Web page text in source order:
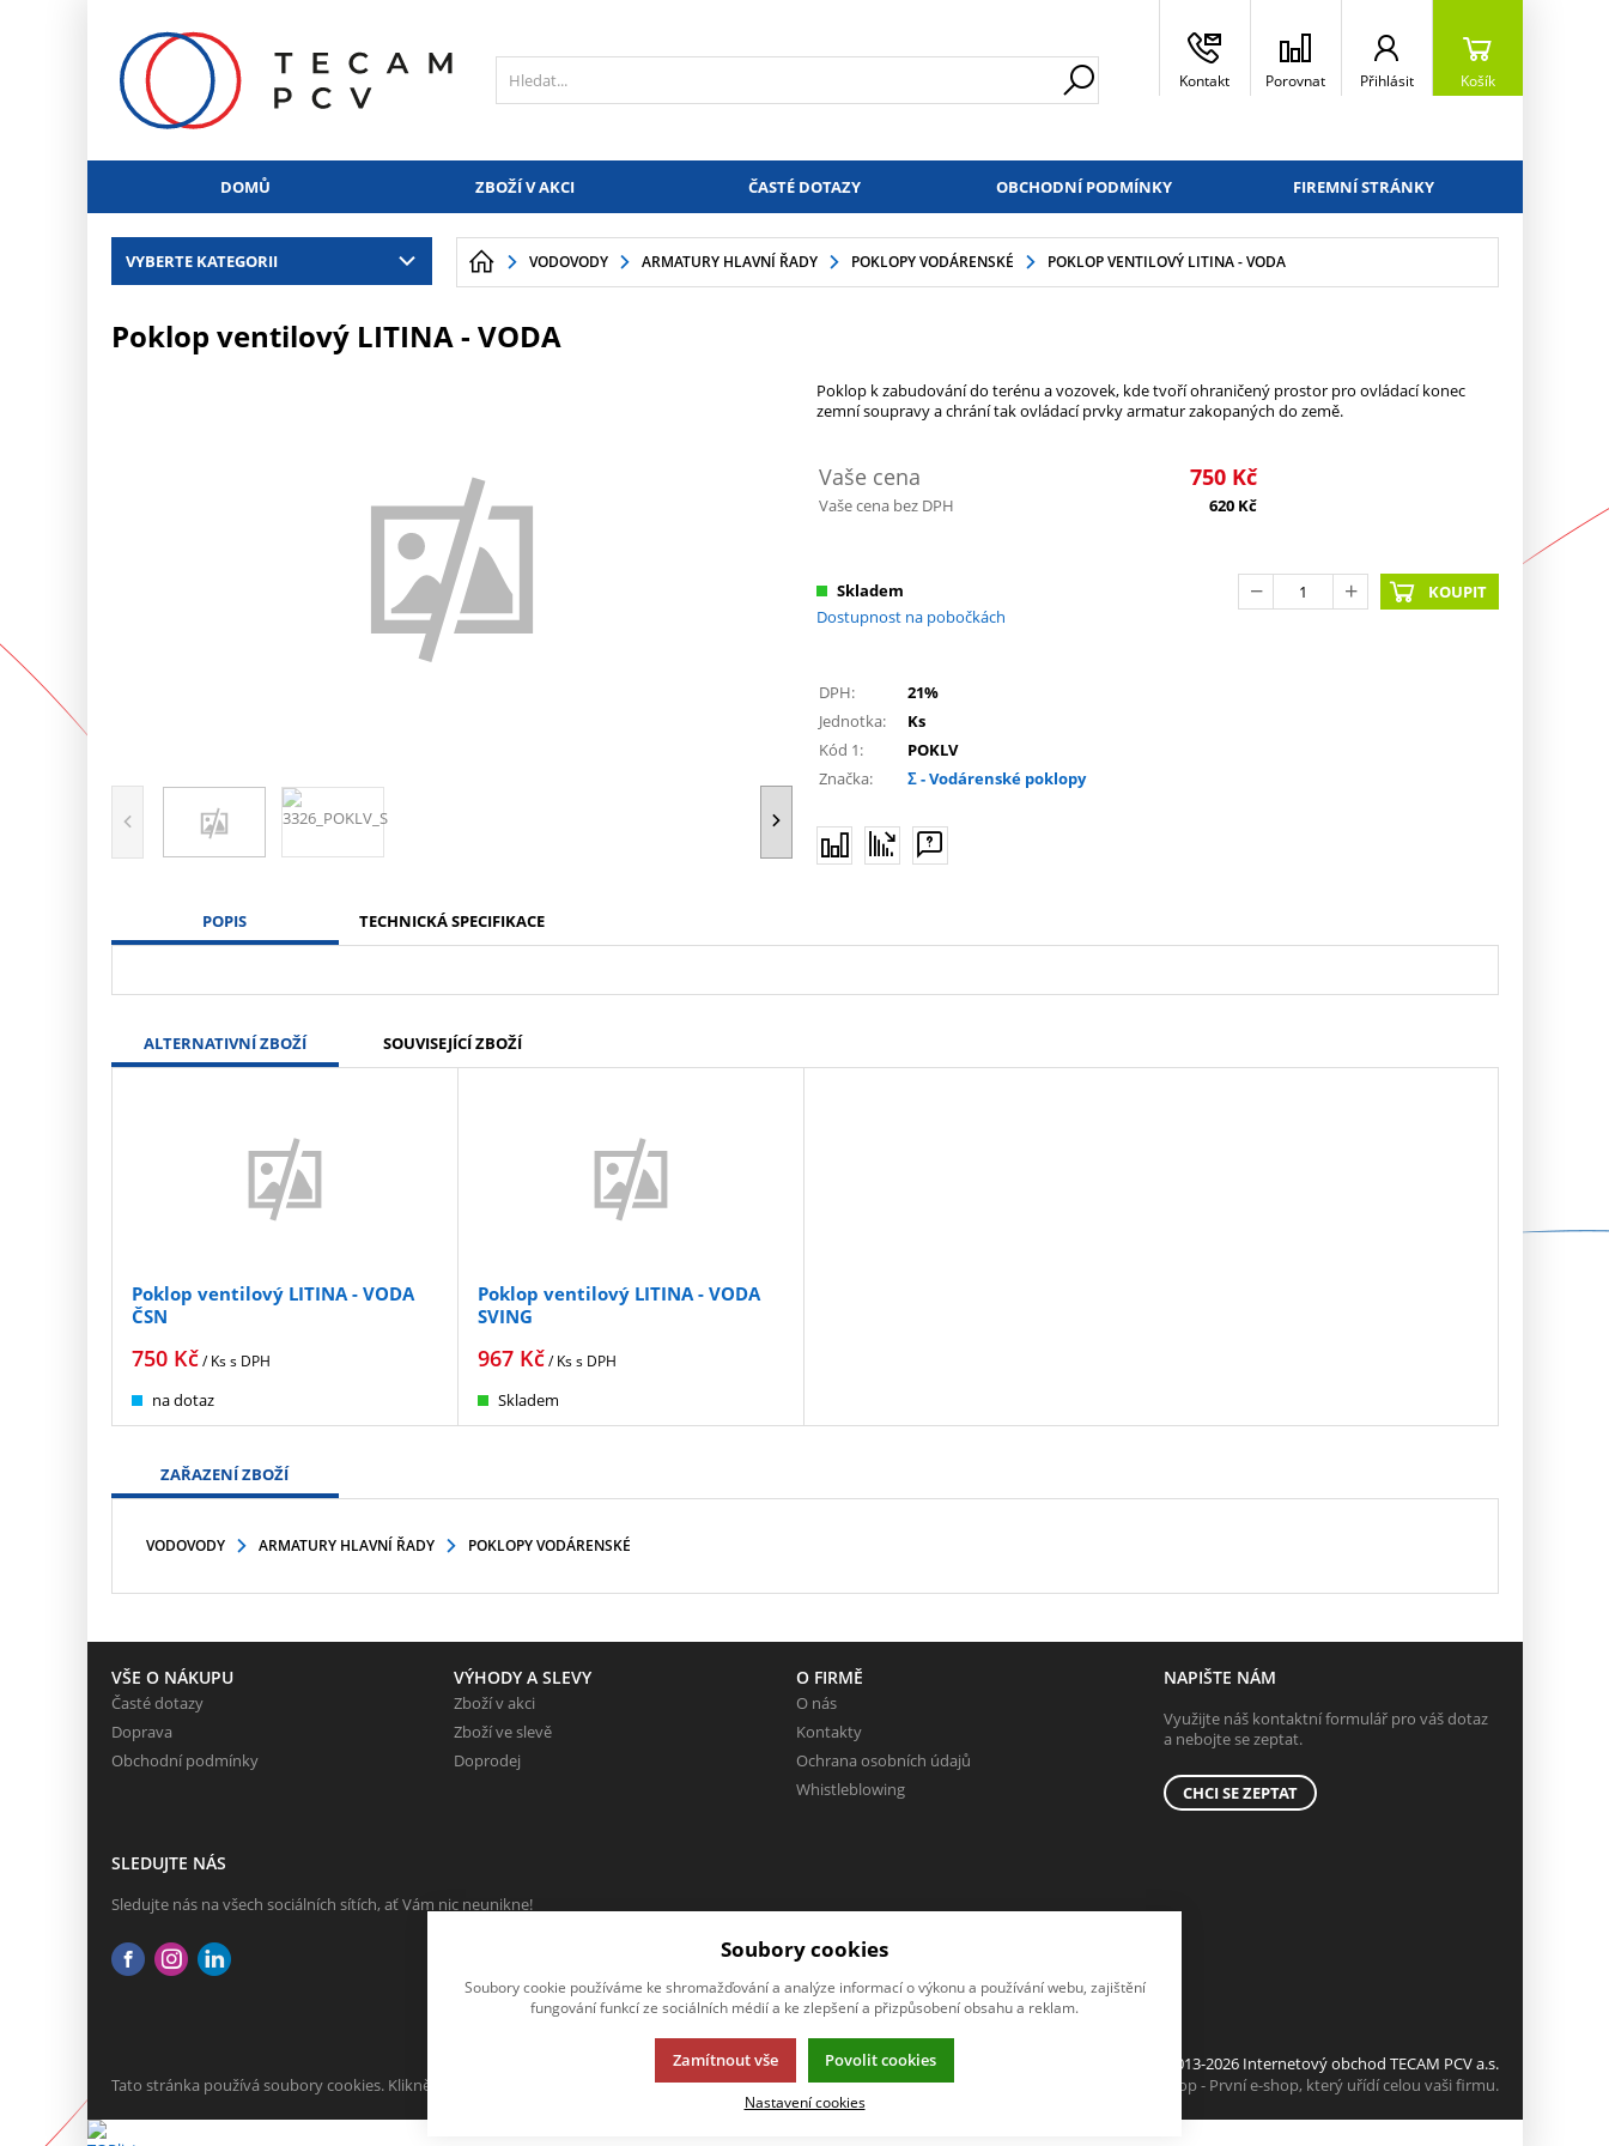
Kontakt Porovnat Přihlásit Košík
DOMŮ ZBOŽÍ V AKCI ČASTÉ DOTAZY OBCHODNÍ PODMÍNKY FIREMNÍ STRÁNKY
VYBERTE KATEGORII VODOVODY ARMATURY HLAVNÍ ŘADY POKLOPY VODÁRENSKÉ POKLOP VENTILOVÝ LITINA - VODA
Poklop ventilový LITINA - VODA
Poklop k zabudování do terénu a vozovek, kde tvoří ohraničený prostor pro ovládací konec
zemní soupravy a chrání tak ovládací prvky armatur zakopaných do země.
Vaše cena 750 Kč
Vaše cena bez DPH 620 Kč
Skladem
Dostupnost na pobočkách
KOUPIT
DPH:
21%
Jednotka:
Ks
Kód 1:
POKLV
Značka:
Σ - Vodárenské poklopy
POPIS TECHNICKÁ SPECIFIKACE
ALTERNATIVNÍ ZBOŽÍ SOUVISEJÍCÍ ZBOŽÍ
Poklop ventilový LITINA - VODA
ČSN
750Kč/ Kss DPH
na dotaz
Poklop ventilový LITINA - VODA
SVING
967Kč/ Kss DPH
Skladem
ZAŘAZENÍ ZBOŽÍ
VODOVODY ARMATURY HLAVNÍ ŘADY POKLOPY VODÁRENSKÉ
VŠE O NÁKUPU
Časté dotazy
Doprava
Obchodní podmínky
VÝHODY A SLEVY
Zboží v akci
Zboží ve slevě
Doprodej
O FIRMĚ
O nás
Kontakty
Ochrana osobních údajů
Whistleblowing
NAPIŠTE NÁM
Využijte náš kontaktní formulář pro váš dotaz
a nebojte se zeptat.
CHCI SE ZEPTAT
SLEDUJTE NÁS
Sledujte nás na všech sociálních sítích, ať Vám nic neunikne!
Tato stránka používá soubory cookies. Klikněte pro více informací.
© 2013-2026 Internetový obchod TECAM PCV a.s.
K2 e-shop - První e-shop, který uřídí celou vaši firmu.
Soubory cookies
Soubory cookie používáme ke shromažďování a analýze informací o výkonu a používání webu, zajištění
fungování funkcí ze sociálních médií a ke zlepšení a přizpůsobení obsahu a reklam.
Zamítnout vše Povolit cookies
Nastavení cookies